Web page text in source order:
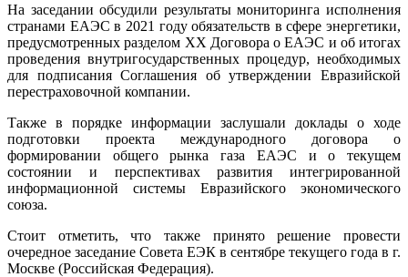
На заседании обсудили результаты мониторинга исполнения
странами ЕАЭС в 2021 году обязательств в сфере энергетики,
предусмотренных разделом XX Договора о ЕАЭС и об итогах
проведения внутригосударственных процедур, необходимых
для подписания Соглашения об утверждении Евразийской
перестраховочной компании.
Также в порядке информации заслушали доклады о ходе
подготовки проекта международного договора о
формировании общего рынка газа ЕАЭС и о текущем
состоянии и перспективах развития интегрированной
информационной системы Евразийского экономического
союза.
Стоит отметить, что также принято решение провести
очередное заседание Совета ЕЭК в сентябре текущего года в г.
Москве (Российская Федерация).